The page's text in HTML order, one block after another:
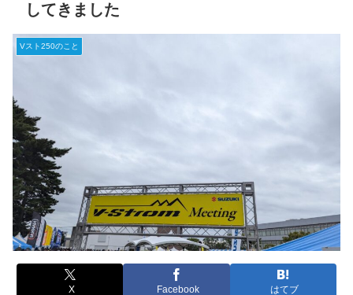
してきました
Vスト250のこと
X Facebook はてブ